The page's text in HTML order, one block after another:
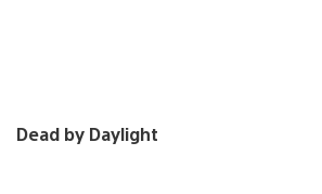
Dead by Daylight